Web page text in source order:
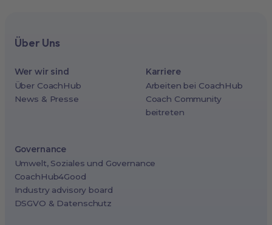
Über Uns
Wer wir sind
Über CoachHub
News & Presse
Karriere
Arbeiten bei CoachHub
Coach Community
beitreten
Governance
Umwelt, Soziales und Governance
CoachHub4Good
Industry advisory board
DSGVO & Datenschutz